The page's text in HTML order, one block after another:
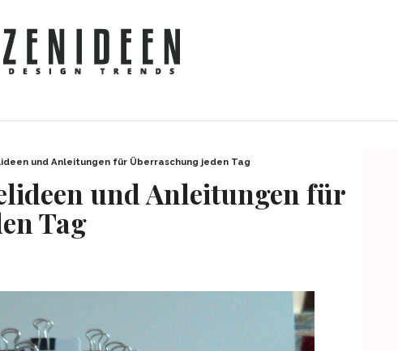
und Anleitungen für Überraschung jeden Tag
und Anleitungen für
Tag